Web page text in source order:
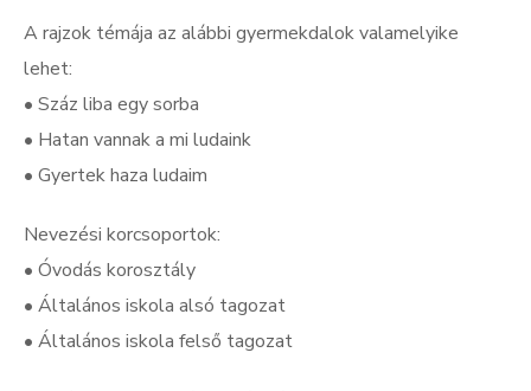
A rajzok témája az alábbi gyermekdalok valamelyike
lehet:
• Száz liba egy sorba
• Hatan vannak a mi ludaink
• Gyertek haza ludaim
Nevezési korcsoportok:
• Óvodás korosztály
• Általános iskola alsó tagozat
• Általános iskola felső tagozat